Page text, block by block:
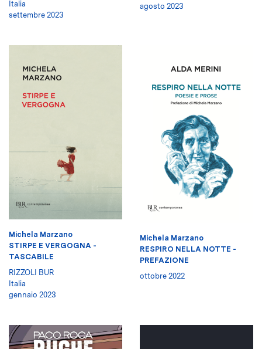
Italia
settembre 2023
agosto 2023
Michela Marzano
STIRPE E VERGOGNA -
TASCABILE
RIZZOLI BUR
Italia
gennaio 2023
Michela Marzano
RESPIRO NELLA NOTTE -
PREFAZIONE
ottobre 2022